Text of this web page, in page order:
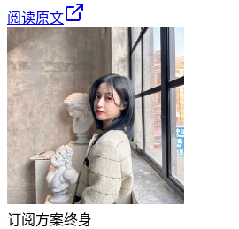
阅读原文
订阅方案终身